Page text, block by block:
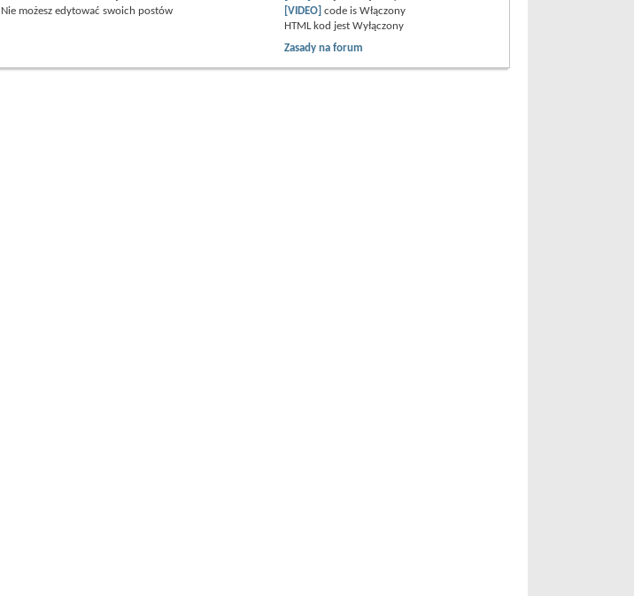
Nie możeszedytować swoich postów
[VIDEO] code isWłączony
HTML kod jestWyłączony
Zasady na forum